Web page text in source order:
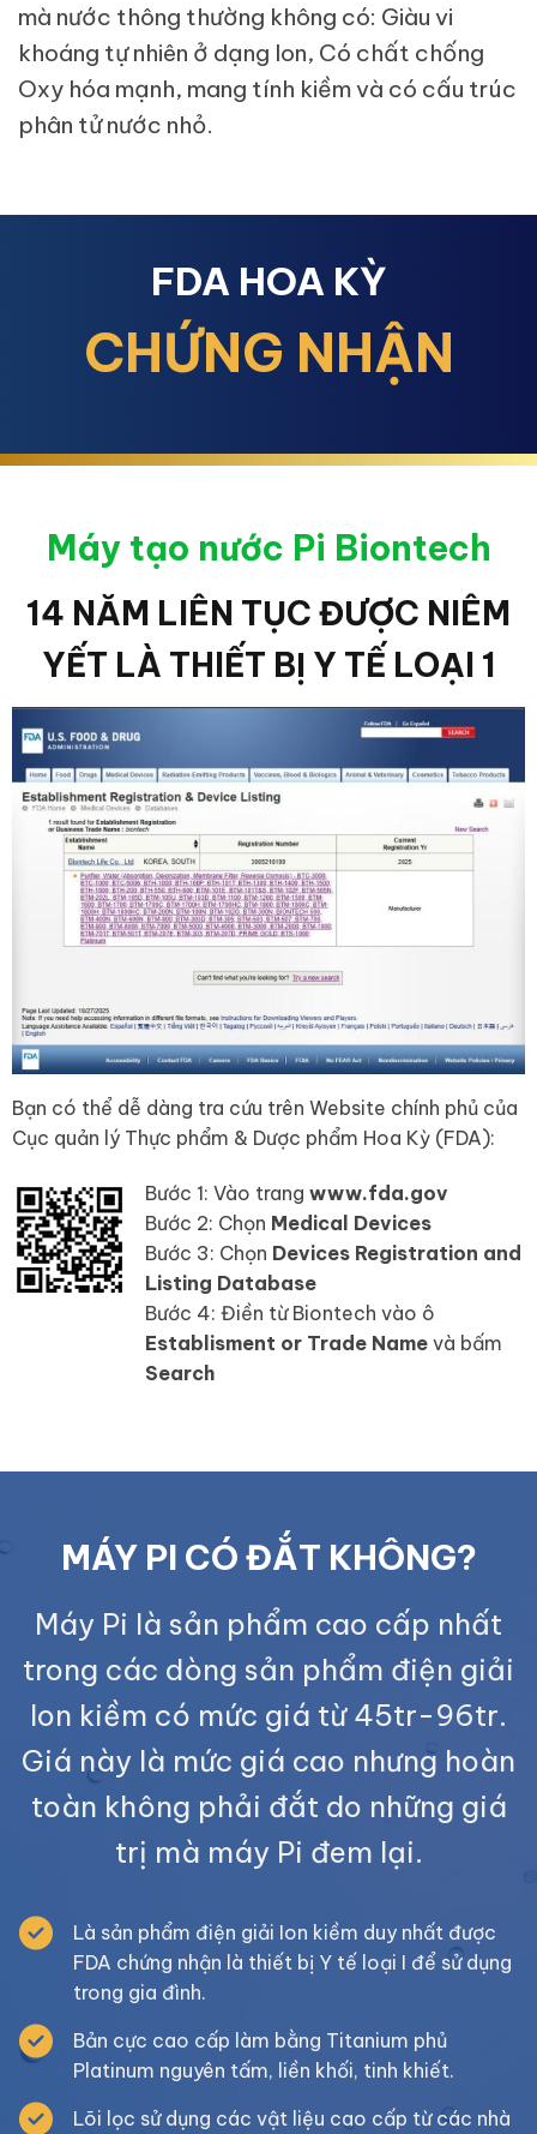
mà nước thông thường không có: Giàu vi
khoáng tự nhiên ở dạng Ion, Có chất chống
Oxy hóa mạnh, mang tính kiềm và có cấu trúc
phân tử nước nhỏ.
FDA HOA KỲ
CHỨNG NHẬN
Máy tạo nước Pi Biontech
14 NĂM LIÊN TỤC ĐƯỢC NIÊM
YẾT LÀ THIẾT BỊ Y TẾ LOẠI 1
Bạn có thể dễ dàng tra cứu trên Website chính phủ của
Cục quản lý Thực phẩm & Dược phẩm Hoa Kỳ (FDA):
Bước 1: Vào trang www.fda.gov
Bước 2: Chọn Medical Devices
Bước 3: Chọn Devices Registration and
Listing Database
Bước 4: Điền từ Biontech vào ô
Establisment or Trade Namevà bấm
Search
MÁY PI CÓ ĐẮT KHÔNG?
Máy Pi là sản phẩm cao cấp nhất
trong các dòng sản phẩm điện giải
Ion kiềm có mức giá từ 45tr-96tr.
Giá này là mức giá cao nhưng hoàn
toàn không phải đắt do những giá
trị mà máy Pi đem lại.
Là sản phẩm điện giải Ion kiềm duy nhất được
FDA chứng nhận là thiết bị Y tế loại I để sử dụng
trong gia đình.
Bản cực cao cấp làm bằng Titanium phủ
Platinum nguyên tấm, liền khối, tinh khiết.
Lõi lọc sử dụng các vật liệu cao cấp từ các nhà